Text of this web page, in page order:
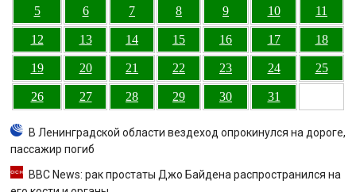
5 6 7 8 9 10 11
12 13 14 15 16 17 18
19 20 21 22 23 24 25
26 27 28 29 30 31
В Ленинградской области вездеход опрокинулся на дороге,
пассажир погиб
BBC News: рак простаты Джо Байдена распространился на